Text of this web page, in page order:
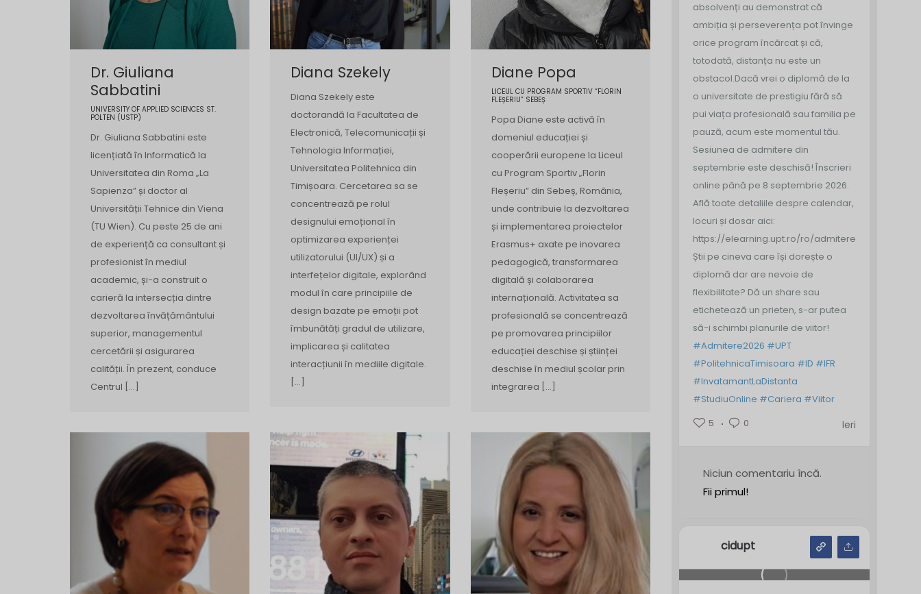
Dr. Giuliana
Sabbatini
UNIVERSITY OF APPLIED SCIENCES ST.
PÖLTEN (USTP)
Dr. Giuliana Sabbatini este
licențiată în Informatică la
Universitatea din Roma „La
Sapienza” și doctor al
Universității Tehnice din Viena
(TU Wien). Cu peste 25 de ani
de experiență ca consultant și
profesionist în mediul
academic, și-a construit o
carieră la intersecția dintre
dezvoltarea învățământului
superior, managementul
cercetării și asigurarea
calității. În prezent, conduce
Centrul […]
Diana Szekely
Diana Szekely este
doctorandă la Facultatea de
Electronică, Telecomunicații și
Tehnologia Informației,
Universitatea Politehnica din
Timișoara. Cercetarea sa se
concentrează pe rolul
designului emoțional în
optimizarea experienței
utilizatorului (UI/UX) și a
interfețelor digitale, explorând
modul în care principiile de
design bazate pe emoții pot
îmbunătăți gradul de utilizare,
implicarea și calitatea
interacțiunii în mediile digitale.
[…]
Diane Popa
LICEUL CU PROGRAM SPORTIV “FLORIN
FLEȘERIU” SEBEȘ
Popa Diane este activă în
domeniul educației și
cooperării europene la Liceul
cu Program Sportiv „Florin
Fleșeriu” din Sebeș, România,
unde contribuie la dezvoltarea
și implementarea proiectelor
Erasmus+ axate pe inovarea
pedagogică, transformarea
digitală și colaborarea
internațională. Activitatea sa
profesională se concentrează
pe promovarea principiilor
educației deschise și științei
deschise în mediul școlar prin
integrarea […]
absolvenți au demonstrat că
ambiția și perseverența pot învinge
orice program încărcat și că,
totodată, distanța nu este un
obstacol.Dacă vrei o diplomă de la
o universitate de prestigiu fără să
pui viața profesională sau familia pe
pauză, acum este momentul tău.
Sesiunea de admitere din
septembrie este deschisă! Înscrieri
online până pe 8 septembrie 2026.
Află toate detaliile despre calendar,
locuri și dosar aici:
https://elearning.upt.ro/ro/admitere/
Știi pe cineva care își dorește o
diplomă dar are nevoie de
flexibilitate? Dă un share sau
etichetează un prieten, s-ar putea
să-i schimbi planurile de viitor!
#Admitere2026 #UPT
#PolitehnicaTimisoara #ID #IFR
#InvatamantLaDistanta
#StudiuOnline #Cariera #Viitor
5
0 Ieri
Niciun comentariu încă.
Fii primul!
cidupt